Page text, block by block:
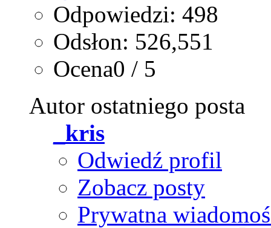
Odpowiedzi: 498
Odsłon: 526,551
Ocena0 / 5
Autor ostatniego posta
_kris
Odwiedź profil
Zobacz posty
Prywatna